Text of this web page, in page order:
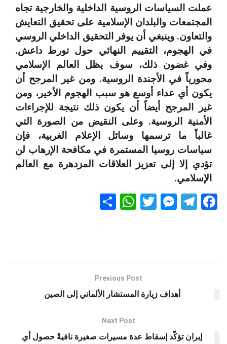
عملت السياسات الروسية الداخلية والخارجية تجاه
المجتمعات والبلدان الإسلامية على تحقيق التعايش
والتعاون. وينبغي أن يوفر التحقيق الداخلي الروسي
في الهجوم، التقييم النهائي حول تورط داعش.
وفي غضون ذلك، سوف يظل العالم الإسلامي
محورياً في الأجندة الروسية. ومن غير المرجح أن
يكون أي عداء أوسع هو سبب الهجوم الأخير، ومن
غير المرجح أيضاً أن يكون ذلك نتيجة للإجراءات
الأمنية الروسية. وعلى النقيض من الصورة التي
غالباً ما ترسمها وسائل الإعلام الغربية، فإن
سياسات روسيا المستمرة في مكافحة الإرهاب لن
تؤدي إلا إلى تعزيز العلاقات المزدهرة مع العالم
الإسلامي.
F
T
M
T
W
p
p
Previous Post
أهداف زيارة المستشار الألماني إلى الصين
Next Post
إيران تؤكّد إسقاط عدة مسيرات صغيرة نافيةً حصول أي